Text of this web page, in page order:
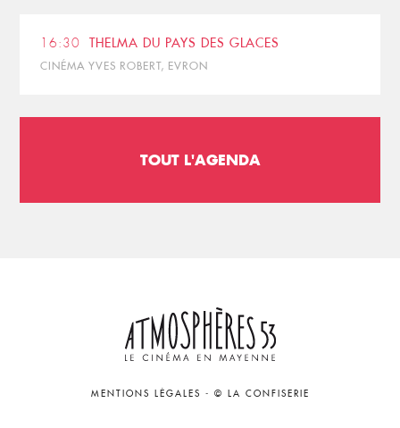
16:30 THELMA DU PAYS DES GLACES
CINÉMA YVES ROBERT, EVRON
TOUT L'AGENDA
MENTIONS LÉGALES - © LA CONFISERIE